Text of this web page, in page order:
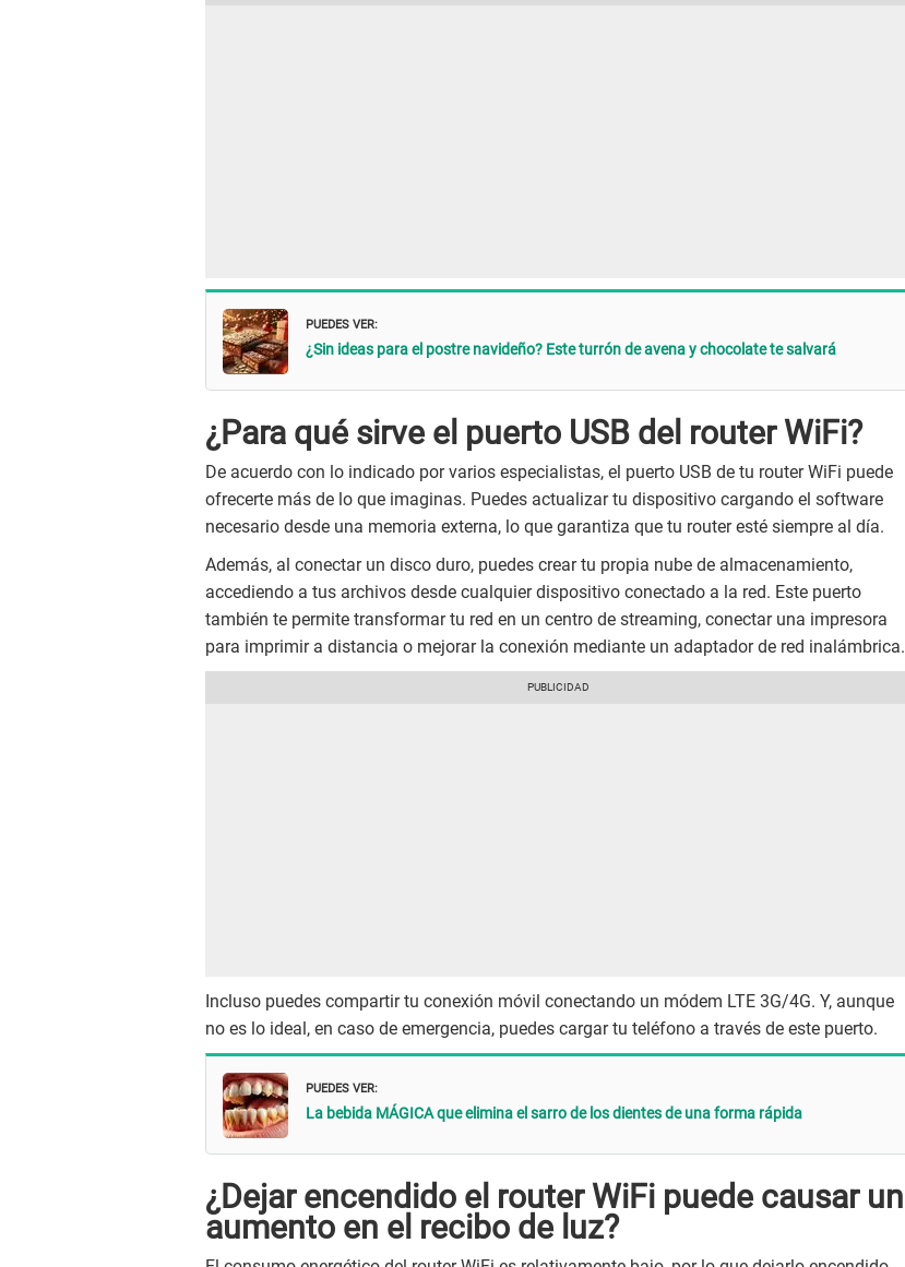
PUEDES VER:
¿Sin ideas para el postre navideño? Este turrón de avena y chocolate te salvará
¿Para qué sirve el puerto USB del router WiFi?
De acuerdo con lo indicado por varios especialistas, el puerto USB de tu router WiFi puede
ofrecerte más de lo que imaginas. Puedes actualizar tu dispositivo cargando el software
necesario desde una memoria externa, lo que garantiza que tu router esté siempre al día.
Además, al conectar un disco duro, puedes crear tu propia nube de almacenamiento,
accediendo a tus archivos desde cualquier dispositivo conectado a la red. Este puerto
también te permite transformar tu red en un centro de streaming, conectar una impresora
para imprimir a distancia o mejorar la conexión mediante un adaptador de red inalámbrica.
Incluso puedes compartir tu conexión móvil conectando un módem LTE 3G/4G. Y, aunque
no es lo ideal, en caso de emergencia, puedes cargar tu teléfono a través de este puerto.
PUEDES VER:
La bebida MÁGICA que elimina el sarro de los dientes de una forma rápida
¿Dejar encendido el router WiFi puede causar un
aumento en el recibo de luz?